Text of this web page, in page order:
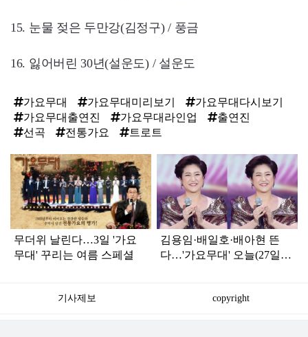
15. 눈물 젖은 두만강(김정구) / 풍금
16. 잃어버린 30년(설운도) / 설운도
가요무대 가요무대미리보기
가요무대다시보기
가요무대출연진
가요무대라인업
출연진
선곡
전통가요 트로트
탑
라
인
무더위 날린다…3일 '가요
무대' 꾸리는 여름 스페셜
김용임·배일호·배아현 뜬
다…'가요무대' 오늘(27일)
기사제보 copyright